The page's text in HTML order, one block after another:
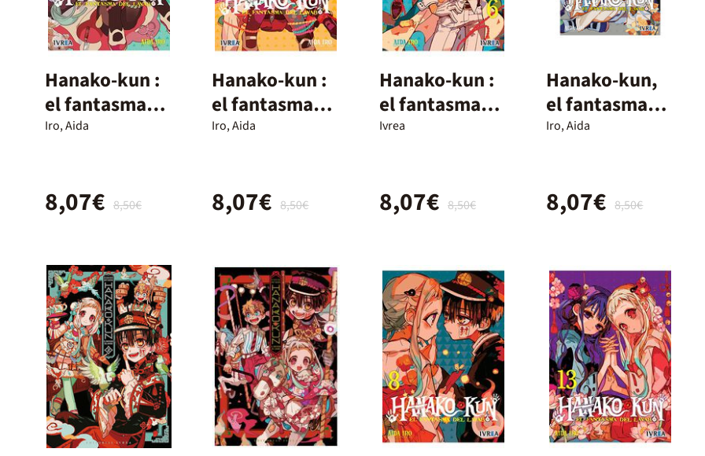
Hanako-kun :
el fantasma
del lavabo 2
Iro, Aida
8,50€
8,07€
Hanako-kun :
el fantasma
del lavabo 5
Iro, Aida
8,50€
8,07€
Hanako-kun :
el fantasma
del lavabo 6
Ivrea
8,50€
8,07€
Hanako-kun,
el fantasma
del lavabo 15
Iro, Aida
8,50€
8,07€